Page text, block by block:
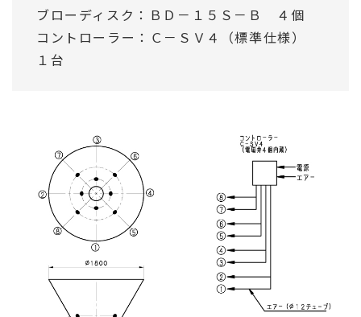
ブローディスク：ＢＤ－１５Ｓ－Ｂ ４個
コントローラー：Ｃ－ＳＶ４（標準仕様）
１台